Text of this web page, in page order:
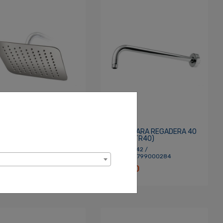
BRAZO PARA REGADERA 40
CM (BM-TR40)
SKU: 710042 /
UPC: 7592799000284
$24.90